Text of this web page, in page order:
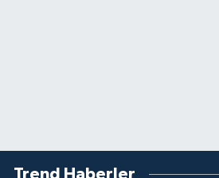
Trend Haberler